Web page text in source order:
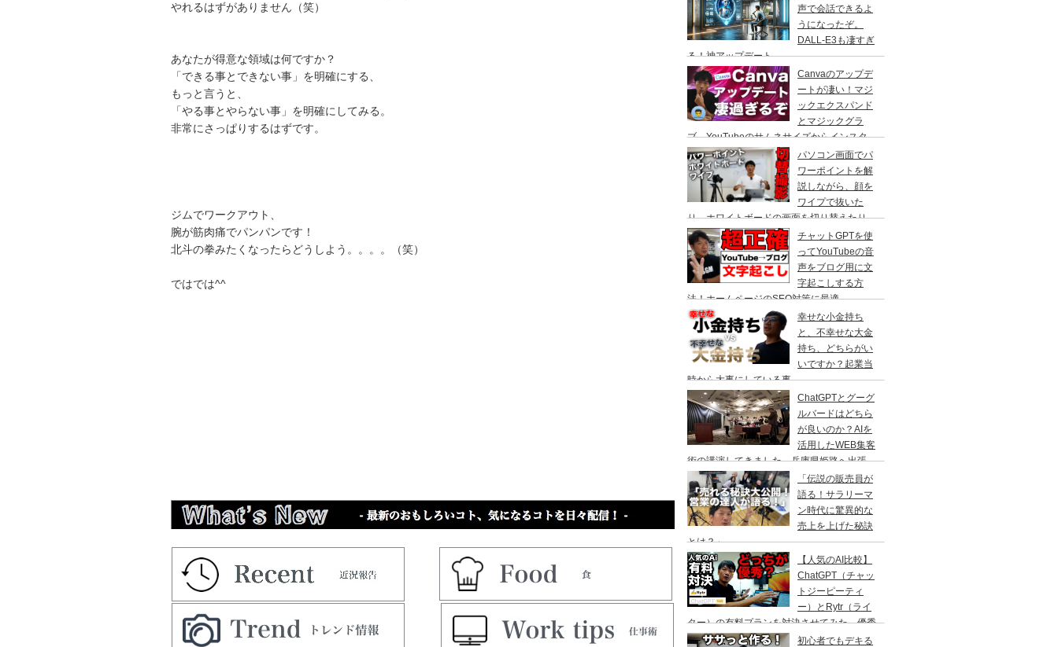
やれるはずがありません（笑）
あなたが得意な領域は何ですか？
「できる事とできない事」を明確にする、
もっと言うと、
「やる事とやらない事」を明確にしてみる。
非常にさっぱりするはずです。
ジムでワークアウト、
腕が筋肉痛でパンパンです！
北斗の拳みたくなったらどうしよう。。。。（笑）
ではでは^^
普段使っているアプリも
声で会話できるよ
うになったぞ。
DALL-E3も凄すぎ
る！神アップデート
Canvaのアップデ
ートが凄い！マジ
ックエクスパンド
とマジックグラ
ブ、YouTubeのサムネサイズからインスタ
グラムの正方形へ、人物を自動で切り抜いて
動かす事ができる、やり方を解説。
パソコン画面でパ
ワーポイントを解
説しながら、顔を
ワイプで抜いた
り、ホワイトボードの画面を切り替えたり
MacBook Pro×スイッチャーで自由自在に切
替撮影！
チャットGPTを使
ってYouTubeの音
声をブログ用に文
字起こしする方
法！ホームページのSEO対策に最適
幸せな小金持ち
と、不幸せな大金
持ち、どちらがい
いですか？起業当
時から大事にしている事
ChatGPTとグーグ
ルバードはどちら
が良いのか？AIを
活用したWEB集客
術の講演してきました。兵庫県姫路へ出張
「伝説の販売員が
語る！サラリーマ
ン時代に驚異的な
売上を上げた秘訣
とは？」
【人気のAI比較】
ChatGPT（チャッ
トジーピーティ
ー）とRytr（ライ
ター）の有料プランを対決させてみた。優秀
なのはどっちなのか？
初心者でもデキる